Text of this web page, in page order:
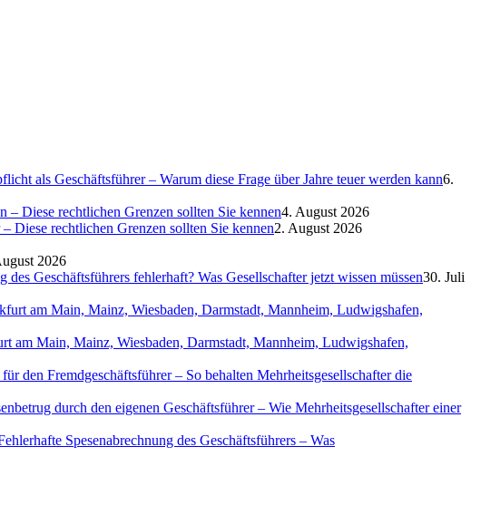
als Geschäftsführer – Warum diese Frage über Jahre teuer werden kann6.
– Diese rechtlichen Grenzen sollten Sie kennen4. August 2026
Diese rechtlichen Grenzen sollten Sie kennen2. August 2026
2026
des Geschäftsführers fehlerhaft? Was Gesellschafter jetzt wissen müssen30. Juli
am Main, Mainz, Wiesbaden, Darmstadt, Mannheim, Ludwigshafen,
den Fremdgeschäftsführer – So behalten Mehrheitsgesellschafter die
durch den eigenen Geschäftsführer – Wie Mehrheitsgesellschafter einer
Spesenabrechnung des Geschäftsführers – Was